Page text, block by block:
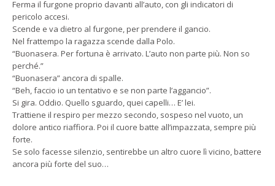
Ferma il furgone proprio davanti all’auto, con gli indicatori di
pericolo accesi.
Scende e va dietro al furgone, per prendere il gancio.
Nel frattempo la ragazza scende dalla Polo.
“Buonasera. Per fortuna è arrivato. L’auto non parte più. Non so
perché.”
“Buonasera” ancora di spalle.
“Beh, faccio io un tentativo e se non parte l’aggancio”.
Si gira. Oddio. Quello sguardo, quei capelli… E’ lei.
Trattiene il respiro per mezzo secondo, sospeso nel vuoto, un
dolore antico riaffiora. Poi il cuore batte all’impazzata, sempre più
forte.
Se solo facesse silenzio, sentirebbe un altro cuore lì vicino, battere
ancora più forte del suo…